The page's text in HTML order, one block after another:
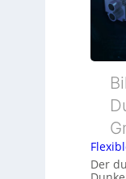
Der